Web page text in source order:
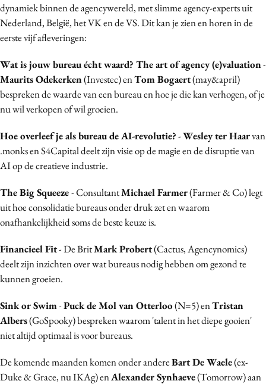
PR
Programmatic
Purpose Marketing
Reputatie & crisis
dynamiek binnen de agencywereld, met slimme agency-experts uit
Nederland, België, het VK en de VS. Dit kan je zien en horen in de
eerste vijf afleveringen:
Wat is jouw bureau écht waard? The art of agency (e)valuation-
Maurits Odekerken(Investec) enTom Bogaert(may&april)
bespreken de waarde van een bureau en hoe je die kan verhogen, of je
nu wil verkopen of wil groeien.
Hoe overleef je als bureau de AI-revolutie?-Wesley ter Haarvan
.monks en S4Capital deelt zijn visie op de magie en de disruptie van
AI op de creatieve industrie.
The Big Squeeze- ConsultantMichael Farmer(Farmer & Co) legt
uit hoe consolidatie bureaus onder druk zet en waarom
onafhankelijkheid soms de beste keuze is.
Financieel Fit- De BritMark Probert(Cactus, Agencynomics)
deelt zijn inzichten over wat bureaus nodig hebben om gezond te
kunnen groeien.
Sink or Swim-Puck de Mol van Otterloo(N=5) enTristan
Albers(GoSpooky) bespreken waarom 'talent in het diepe gooien'
niet altijd optimaal is voor bureaus.
De komende maanden komen onder andereBart De Waele(ex-
Duke & Grace, nu IKAg) enAlexander Synhaeve(Tomorrow) aan